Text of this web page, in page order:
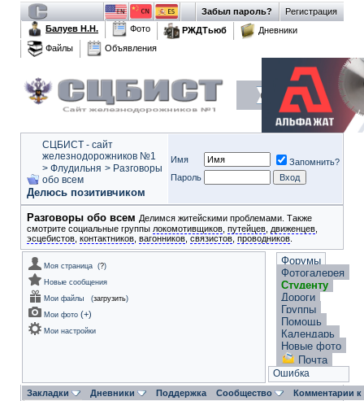
Регистрация
Забыл пароль?
Балуев Н.Н.
Фото РЖДТьюб
Дневники
Файлы
Объявления
СЦБИСТ - сайт
железнодорожников №1
> Флудильня > Разговоры
обо всем
Делюсь позитивчиком
Имя
Запомнить?
Пароль
Разговоры обо всем Делимся житейскими проблемами. Также
смотрите социальные группы локомотивщиков путейцев движенцев
эсцебистов контактников вагонников связистов проводников
Моя страница (?)
Новые сообщения
Мои файлы
(загрузить)
Мои фото (+)
Мои настройки
Форумы
Фотогалерея
Студенту
Дороги
Группы
Помощь
Календарь
Новые фото
Почта
Ошибка
Закладки Дневники Поддержка Сообщество Комментарии